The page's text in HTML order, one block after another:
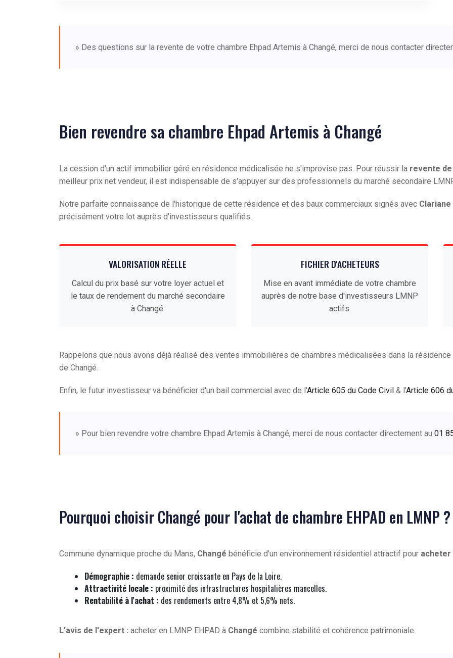
» Des questions sur la revente de votre chambre Ehpad Artemis à Changé, merci de nous contacter
Bien revendre sa chambre Ehpad Artemis à Changé
La cession d'un actif immobilier géré en résidence médicalisée ne s'improvise pas. Pour réussir la revente
meilleur prix net vendeur, il est indispensable de s'appuyer sur des professionnels du marché secondaire
Notre parfaite connaissance de l'historique de cette résidence et des baux commerciaux signés avec
précisément votre lot auprès d'investisseurs qualifiés.
VALORISATION RÉELLE
Calcul du prix basé sur votre loyer actuel et
le taux de rendement du marché secondaire
à Changé.
FICHIER D'ACHETEURS
Mise en avant immédiate de votre chambre
auprès de notre base d'investisseurs LMNP
actifs.
Rappelons que nous avons déjà réalisé des ventes immobilières de chambres médicalisées dans la
de Changé.
Enfin, le futur investisseur va bénéficier d'un bail commercial avec de l'Article 605 du Code Civil & l'Article 606
» Pour bien revendre votre chambre Ehpad Artemis à Changé, merci de nous contacter directement au 01
Pourquoi choisir Changé pour l'achat de chambre EHPAD en LMNP ?
Commune dynamique proche du Mans, Changé bénéficie d'un environnement résidentiel attractif pour acheter
Démographie : demande senior croissante en Pays de la Loire.
Attractivité locale : proximité des infrastructures hospitalières mancelles.
Rentabilité à l'achat : des rendements entre 4,8% et 5,6% nets.
L'avis de l'expert : acheter en LMNP EHPAD à Changé combine stabilité et cohérence patrimoniale.